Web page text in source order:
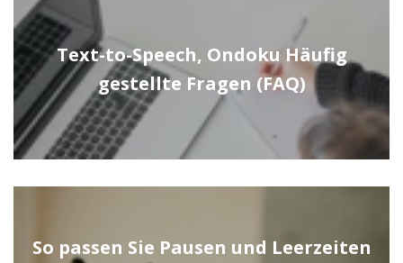
Text-to-Speech, Ondoku Häufig
gestellte Fragen (FAQ)
So passen Sie Pausen und Leerzeiten